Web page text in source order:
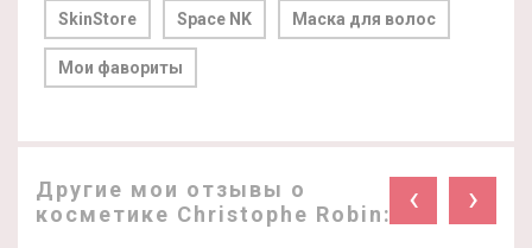
SkinStore Space NK Маска для волос
Мои фавориты
Другие мои отзывы о
косметике Christophe Robin:
‹ ›